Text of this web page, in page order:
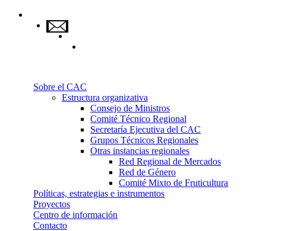
Pasar al contenido principal
Sobre el CAC
Estructura organizativa
Consejo de Ministros
Comité Técnico Regional
Secretaría Ejecutiva del CAC
Grupos Técnicos Regionales
Otras instancias regionales
Red Regional de Mercados
Red de Género
Comité Mixto de Fruticultura
Políticas, estrategias e instrumentos
Proyectos
Centro de información
Contacto